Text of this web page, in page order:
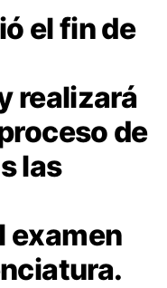
el fin de
realizará
de
las
examen